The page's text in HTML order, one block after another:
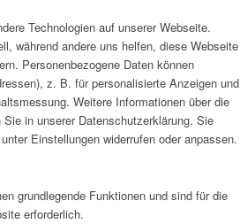
Technologien auf unserer Webseite.
während andere uns helfen, diese Webseite
Personenbezogene Daten können
z. B. für personalisierte Anzeigen und
Weitere Informationen über die
in unserer Datenschutzerklärung. Sie
Einstellungen widerrufen oder anpassen.
grundlegende Funktionen und sind für die
erforderlich.